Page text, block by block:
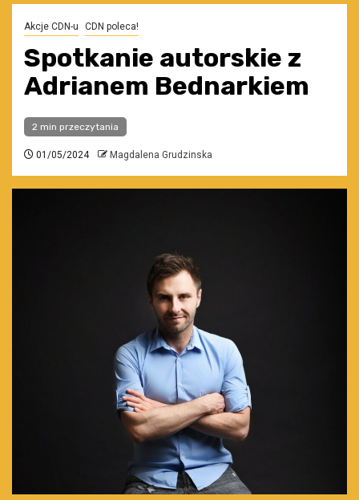
Akcje CDN-u CDN poleca!
Spotkanie autorskie z
Adrianem Bednarkiem
2 min przeczytania
01/05/2024 Magdalena Grudzinska